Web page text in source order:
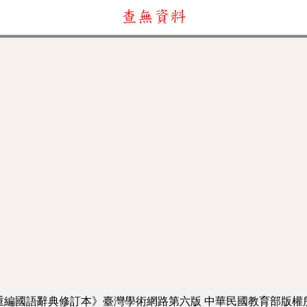
查無資料
編國語辭典修訂本》臺灣學術網路第六版 中華民國教育部版權